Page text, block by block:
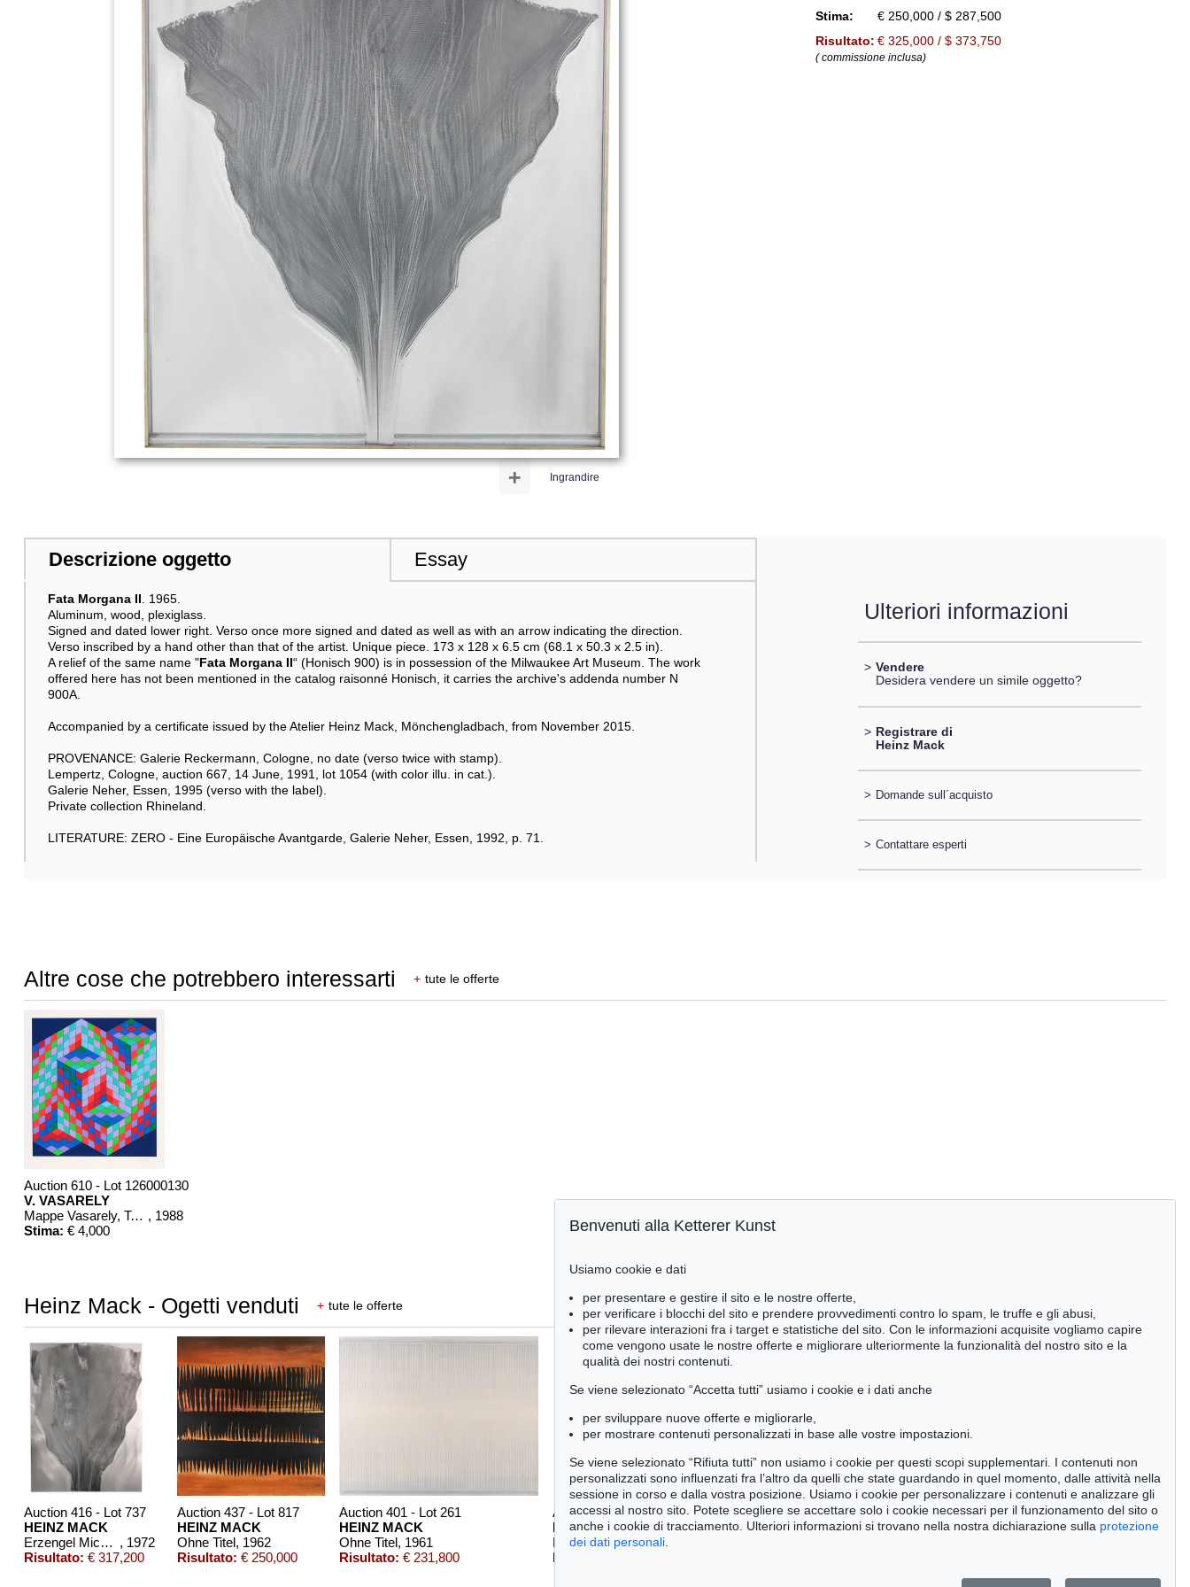
Ingrandire
+
Stima:
€ 250,000 / $ 287,500
Risultato: € 325,000 / $ 373,750
( commissione inclusa)
Descrizione oggetto Essay
Fata Morgana II . 1965.
Aluminum, wood, plexiglass.
Signed and dated lower right. Verso once more signed and dated as well as with an arrow indicating the direction.
Verso inscribed by a hand other than that of the artist. Unique piece. 173 x 128 x 6.5 cm (68.1 x 50.3 x 2.5 in).
A relief of the same name "Fata Morgana II“ (Honisch 900) is in possession of the Milwaukee Art Museum. The work
offered here has not been mentioned in the catalog raisonné Honisch, it carries the archive's addenda number N
900A.
Accompanied by a certificate issued by the Atelier Heinz Mack, Mönchengladbach, from November 2015.
PROVENANCE: Galerie Reckermann, Cologne, no date (verso twice with stamp).
Lempertz, Cologne, auction 667, 14 June, 1991, lot 1054 (with color illu. in cat.).
Galerie Neher, Essen, 1995 (verso with the label).
Private collection Rhineland.
LITERATURE: ZERO - Eine Europäische Avantgarde, Galerie Neher, Essen, 1992, p. 71.
Ulteriori informazioni
> Vendere
Desidera vendere un simile oggetto?
> Registrare di
Heinz Mack
> Domande sull´acquisto
> Contattare esperti
Altre cose che potrebbero interessarti + tute le offerte
Auction 610 - Lot 126000130
V. VASARELY
Mappe Vasarely, Texte Otto Hahn , 1988
Stima: € 4,000
Heinz Mack - Ogetti venduti + tute le offerte
Auction 416 - Lot 737
HEINZ MACK
Erzengel Michael und Gabriel , 1972
Risultato: € 317,200
Auction 437 - Lot 817
HEINZ MACK
Ohne Titel, 1962
Risultato: € 250,000
Auction 401 - Lot 261
HEINZ MACK
Ohne Titel, 1961
Risultato: € 231,800
Auction 425 - Lot 818
HEINZ MACK
Klassisches Relief, 1964
Risultato:
Auction 451 - Lot 834
HEINZ MACK
Benvenuti alla Ketterer Kunst
Usiamo cookie e dati
per presentare e gestire il sito e le nostre offerte,
per verificare i blocchi del sito e prendere provvedimenti contro lo spam, le truffe e gli abusi,
per rilevare interazioni fra i target e statistiche del sito. Con le informazioni acquisite vogliamo capire
come vengono usate le nostre offerte e migliorare ulteriormente la funzionalità del nostro sito e la
qualità dei nostri contenuti.
Se viene selezionato “Accetta tutti” usiamo i cookie e i dati anche
per sviluppare nuove offerte e migliorarle,
per mostrare contenuti personalizzati in base alle vostre impostazioni.
Se viene selezionato “Rifiuta tutti” non usiamo i cookie per questi scopi supplementari. I contenuti non
personalizzati sono influenzati fra l’altro da quelli che state guardando in quel momento, dalle attività nella
sessione in corso e dalla vostra posizione. Usiamo i cookie per personalizzare i contenuti e analizzare gli
accessi al nostro sito. Potete scegliere se accettare solo i cookie necessari per il funzionamento del sito o
anche i cookie di tracciamento. Ulteriori informazioni si trovano nella nostra dichiarazione sulla protezione
dei dati personali